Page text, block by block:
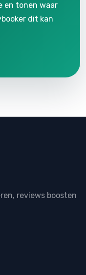
en tonen waar
dit kan
reviews boosten